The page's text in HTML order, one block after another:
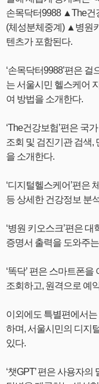
손목닥터9988 ▲The건
(체성분체중계) ▲병원
텐츠가 포함된다.
‘손목닥터9988’편은
는 서울시민 헬스케어
여 방법을 소개한다.
‘The건강보험’편은 국
조회 및 검진기관 검색,
을 소개한다.
‘디지털헬스케어’편은
등 상세한 건강정보 분
‘병원 키오스크’편은
증명서 출력을 도와주
‘똑닥’ 편은 스마트폰
조회하고, 원격으로 예
이외에도 특별편에서
하며, 서울시민의 디지
있다.
‘챗GPT’ 편은 사용자